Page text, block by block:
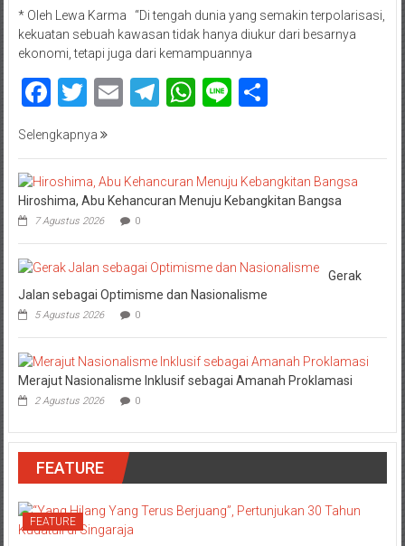
* Oleh Lewa Karma “Di tengah dunia yang semakin terpolarisasi,
kekuatan sebuah kawasan tidak hanya diukur dari besarnya
ekonomi, tetapi juga dari kemampuannya
Facebook
Twitter
EmailTelegram
WhatsApp
LineShare
Selengkapnya
Hiroshima, Abu Kehancuran Menuju Kebangkitan Bangsa
7 Agustus 2026 0
Gerak
Jalan sebagai Optimisme dan Nasionalisme
5 Agustus 2026 0
Merajut Nasionalisme Inklusif sebagai Amanah Proklamasi
2 Agustus 2026 0
FEATURE
FEATURE